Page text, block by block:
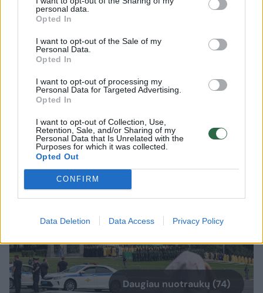
personal data.
Opted In
I want to opt-out of the Sale of my
Personal Data.
Opted In
I want to opt-out of processing my
Personal Data for Targeted Advertising.
Opted In
I want to opt-out of Collection, Use,
Retention, Sale, and/or Sharing of my
Personal Data that Is Unrelated with the
Purposes for which it was collected.
Opted Out
CONFIRM
Data Deletion Data Access Privacy Policy
Rusijos invazijai į Ukrainą įžengus jau į
penktuosius metus, Kyjivo pajėgos toliau
tvirtai ginasi nuo okupantų. Tuo tarpu
Maskva siekia užimti kuo daugiau
Ukrainos teritorijų ir užsitikrinti sau
palankias taikos sąlygas, sąjungininkams
siekiant skubiai užbaigti karą.​​​​​​​​​​​​​​​​​​​​​​​​​​​
Daugiau nuotraukų (74)